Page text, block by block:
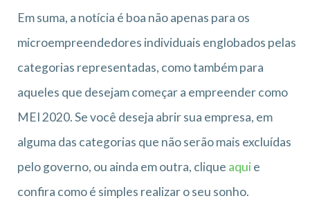
Em suma, a notícia é boa não apenas para os
microempreendedores individuais englobados pelas
categorias representadas, como também para
aqueles que desejam começar a empreender como
MEI 2020. Se você deseja abrir sua empresa, em
alguma das categorias que não serão mais excluídas
pelo governo, ou ainda em outra, clique aquie
confira como é simples realizar o seu sonho.